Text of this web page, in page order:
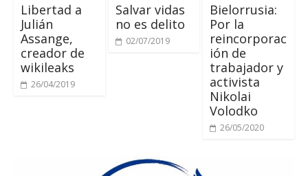
Libertad a
Julián
Assange,
creador de
wikileaks
26/04/2019
Salvar vidas
no es delito
02/07/2019
Bielorrusia:
Por la
reincorporac
ión de
trabajador y
activista
Nikolai
Volodko
26/05/2020